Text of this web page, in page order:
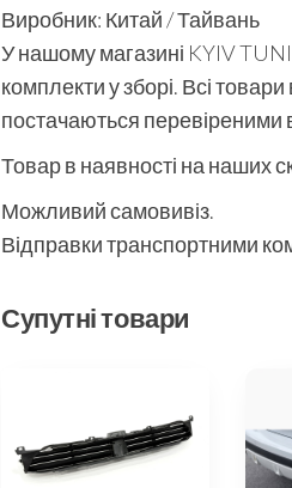
Виробник: Китай / Тайвань
У нашому магазині KYIV
комплекти у зборі. Всі
постачаються перевіреними
Товар в наявності на наших
Можливий самовивіз.
Відправки транспортними
Супутні товари